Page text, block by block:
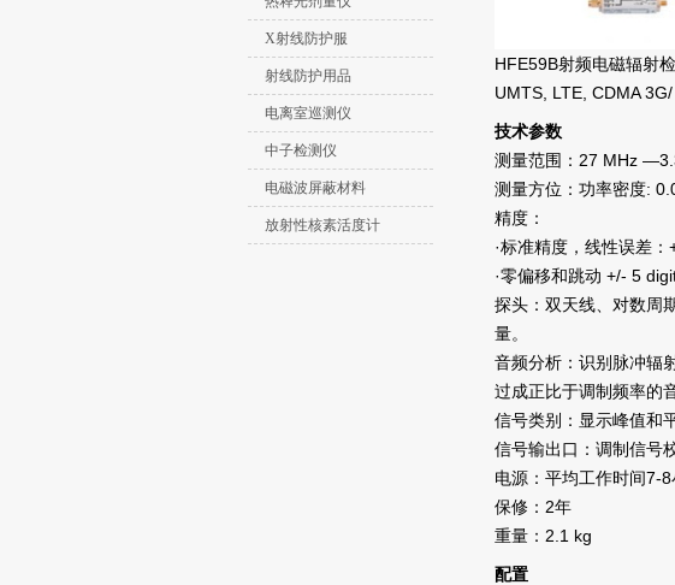
X射线防护服
射线防护用品
电离室巡测仪
中子检测仪
电磁波屏蔽材料
放射性核素活度计
HFE59B射频电磁辐射
UMTS, LTE, CDMA
技术参数
测量范围：27 MHz
测量方位：功率密度:
精度：
·标准精度，线性误差：
·零偏移和跳动 +/- 5
探头：双天线、对数周
量。
音频分析：识别脉冲辐
过成正比于调制频率的
信号类别：显示峰值和
信号输出口：调制信号
电源：平均工作时间7-
保修：2年
重量：2.1 kg
配置